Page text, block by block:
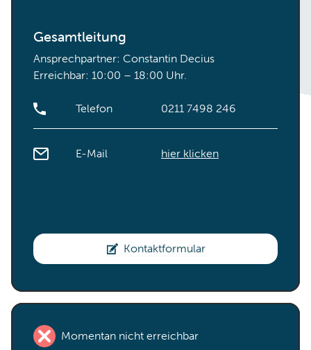
Gesamtleitung
Ansprechpartner: Constantin Decius
Erreichbar: 10:00 – 18:00 Uhr.
Telefon 0211 7498 246
E-Mail hier klicken
Kontaktformular
Momentan nicht erreichbar